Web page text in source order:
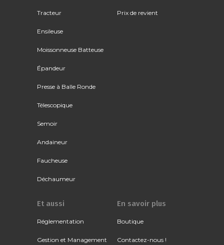
Tracteur
Ensileuse
Moissonneuse Batteuse
Épandeur
Presse à Balle Ronde
Télescopique
Semoir
Andaineur
Faucheuse
Déchaumeur
Prix de revient
Et aussi
Réglementation
Gestion et Management
En savoir plus
Boutique
Contactez-nous !